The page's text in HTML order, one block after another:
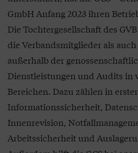
GmbH Anfang 2023 ihren
Die Tochtergesellschaft des
die Verbandsmitglieder als
außerhalb der
Dienstleistungen und Audits in
Bereichen. Dazu zählen in
Informationssicherheit,
Innenrevision,
Arbeitssicherheit und